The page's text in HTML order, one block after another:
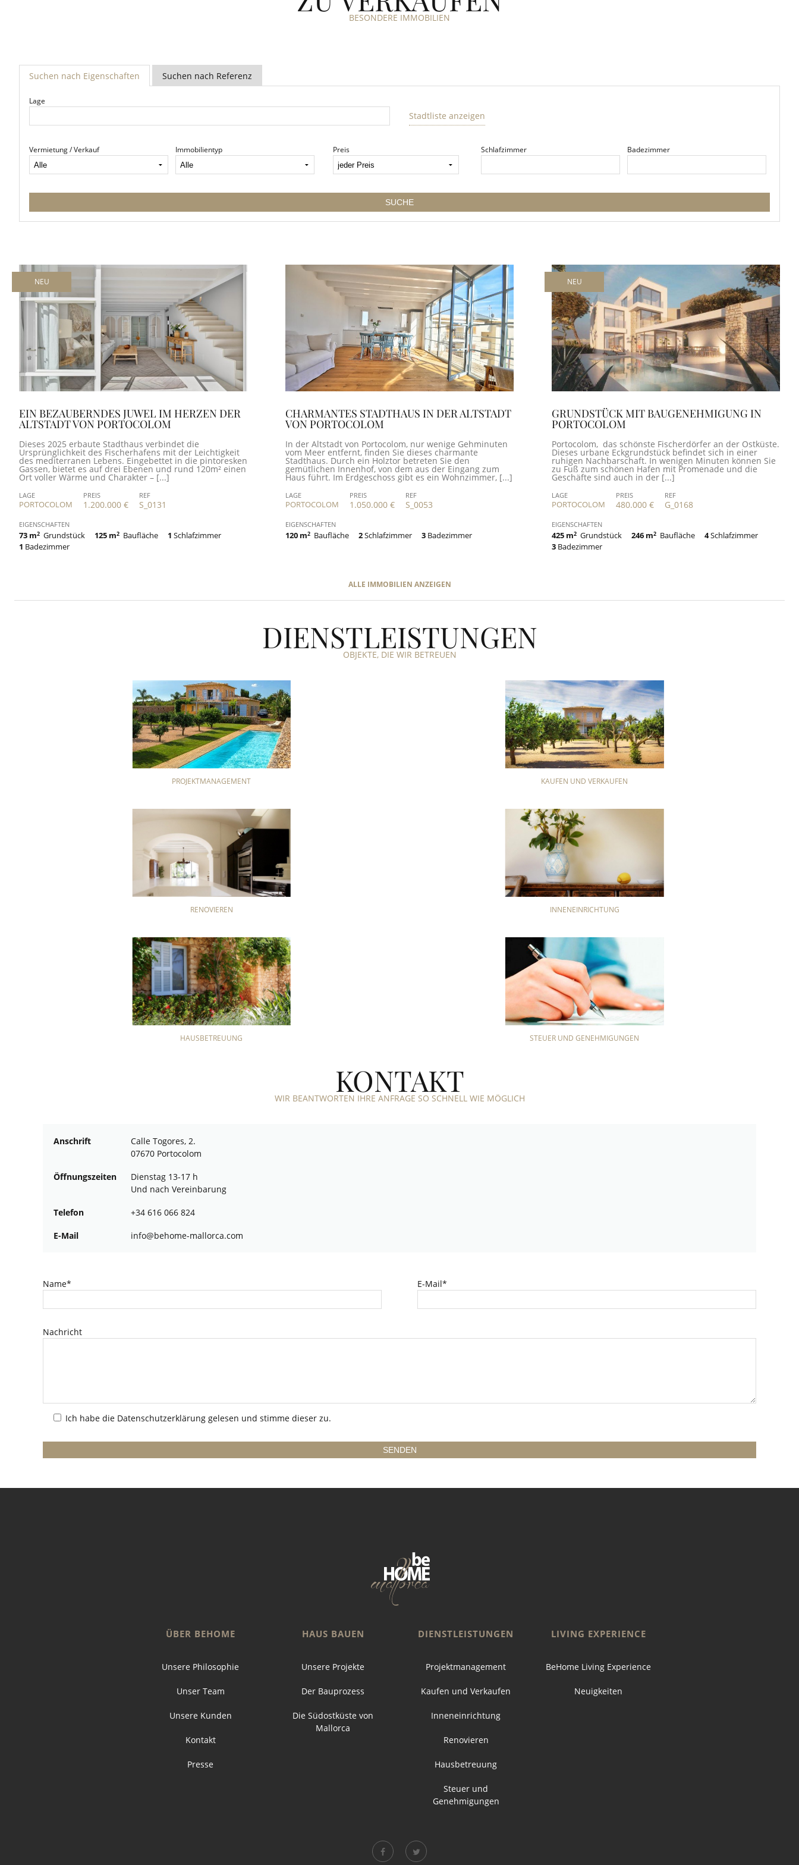
BESONDERE IMMOBILIEN
Suchen nach Eigenschaften Suchen nach Referenz
Lage
Stadtliste anzeigen
Vermietung / Verkauf Immobilientyp Preis Schlafzimmer Badezimmer
NEU
EIN BEZAUBERNDES JUWEL IM HERZEN DER
ALTSTADT VON PORTOCOLOM
Dieses 2025 erbaute Stadthaus verbindet die
Ursprünglichkeit des Fischerhafens mit der Leichtigkeit
des mediterranen Lebens. Eingebettet in die pintoresken
Gassen, bietet es auf drei Ebenen und rund 120m² einen
Ort voller Wärme und Charakter – [...]
LAGE
PORTOCOLOM
PREIS
1.200.000 €
REF
S_0131
EIGENSCHAFTEN
73 m2 Grundstück 125 m2 Baufläche 1 Schlafzimmer
1 Badezimmer
CHARMANTES STADTHAUS IN DER ALTSTADT
VON PORTOCOLOM
In der Altstadt von Portocolom, nur wenige Gehminuten
vom Meer entfernt, finden Sie dieses charmante
Stadthaus. Durch ein Holztor betreten Sie den
gemütlichen Innenhof, von dem aus der Eingang zum
Haus führt. Im Erdgeschoss gibt es ein Wohnzimmer, [...]
LAGE
PORTOCOLOM
PREIS
1.050.000 €
REF
S_0053
EIGENSCHAFTEN
120 m2 Baufläche 2Schlafzimmer 3 Badezimmer
NEU
GRUNDSTÜCK MIT BAUGENEHMIGUNG IN
PORTOCOLOM
Portocolom, das schönste Fischerdörfer an der Ostküste.
Dieses urbane Eckgrundstück befindet sich in einer
ruhigen Nachbarschaft. In wenigen Minuten können Sie
zu Fuß zum schönen Hafen mit Promenade und die
Geschäfte sind auch in der [...]
LAGE
PORTOCOLOM
PREIS
480.000 €
REF
G_0168
EIGENSCHAFTEN
425 m2 Grundstück 246 m2 Baufläche 4Schlafzimmer
3 Badezimmer
ALLE IMMOBILIEN ANZEIGEN
DIENSTLEISTUNGEN
OBJEKTE, DIE WIR BETREUEN
PROJEKTMANAGEMENT KAUFEN UND VERKAUFEN
RENOVIEREN INNENEINRICHTUNG
HAUSBETREUUNG STEUER UND GENEHMIGUNGEN
KONTAKT
WIR BEANTWORTEN IHRE ANFRAGE SO SCHNELL WIE MÖGLICH
Anschrift
Calle Togores, 2.
07670 Portocolom
Öffnungszeiten
Dienstag 13-17 h
Und nach Vereinbarung
Telefon +34 616 066 824
E-Mail moc.a
croll
am-em
oheb@
ofni
Name* E-Mail*
Nachricht
Ich habe die Datenschutzerklärung gelesen und stimme dieser zu.
ÜBER BEHOME
Unsere Philosophie
Unser Team
Unsere Kunden
Kontakt
Presse
HAUS BAUEN
Unsere Projekte
Der Bauprozess
Die Südostküste von
Mallorca
DIENSTLEISTUNGEN
Projektmanagement
Kaufen und Verkaufen
Inneneinrichtung
Renovieren
Hausbetreuung
Steuer und
Genehmigungen
LIVING EXPERIENCE
BeHome Living Experience
Neuigkeiten